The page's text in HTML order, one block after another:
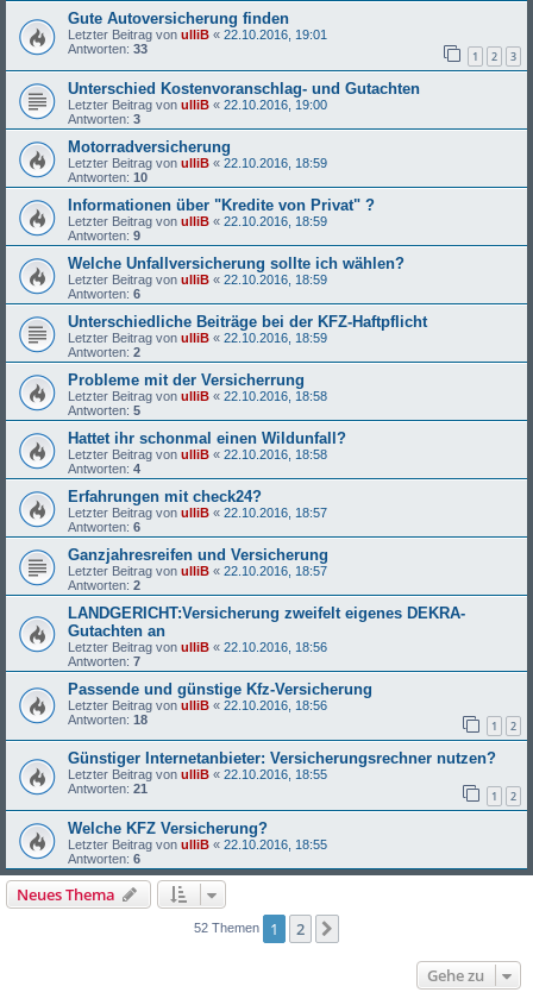
Gute Autoversicherung finden
Letzter Beitrag von ulliB « 22.10.2016, 19:01
Antworten: 33 1 2 3
Unterschied Kostenvoranschlag- und Gutachten
Letzter Beitrag von ulliB « 22.10.2016, 19:00
Antworten: 3
Motorradversicherung
Letzter Beitrag von ulliB « 22.10.2016, 18:59
Antworten: 10
Informationen über "Kredite von Privat" ?
Letzter Beitrag von ulliB « 22.10.2016, 18:59
Antworten: 9
Welche Unfallversicherung sollte ich wählen?
Letzter Beitrag von ulliB « 22.10.2016, 18:59
Antworten: 6
Unterschiedliche Beiträge bei der KFZ-Haftpflicht
Letzter Beitrag von ulliB « 22.10.2016, 18:59
Antworten: 2
Probleme mit der Versicherrung
Letzter Beitrag von ulliB « 22.10.2016, 18:58
Antworten: 5
Hattet ihr schonmal einen Wildunfall?
Letzter Beitrag von ulliB « 22.10.2016, 18:58
Antworten: 4
Erfahrungen mit check24?
Letzter Beitrag von ulliB « 22.10.2016, 18:57
Antworten: 6
Ganzjahresreifen und Versicherung
Letzter Beitrag von ulliB « 22.10.2016, 18:57
Antworten: 2
LANDGERICHT:Versicherung zweifelt eigenes DEKRA-
Gutachten an
Letzter Beitrag von ulliB « 22.10.2016, 18:56
Antworten: 7
Passende und günstige Kfz-Versicherung
Letzter Beitrag von ulliB « 22.10.2016, 18:56
Antworten: 18 1 2
Günstiger Internetanbieter: Versicherungsrechner nutzen?
Letzter Beitrag von ulliB « 22.10.2016, 18:55
Antworten: 21 1 2
Welche KFZ Versicherung?
Letzter Beitrag von ulliB « 22.10.2016, 18:55
Antworten: 6
Neues Thema
52 Themen 1 2
Gehe zu